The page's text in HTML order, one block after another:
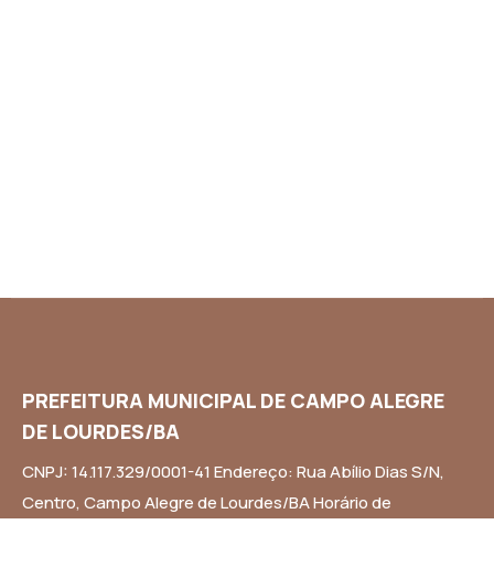
PREFEITURA MUNICIPAL DE CAMPO ALEGRE
DE LOURDES/BA
CNPJ: 14.117.329/0001-41 Endereço: Rua Abílio Dias S/N,
Centro, Campo Alegre de Lourdes/BA Horário de